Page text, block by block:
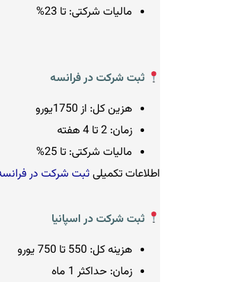
مالیات شرکتی: تا 23%
ثبت شرکت در فرانسه
هزین کل: از 1750یورو
زمان: 2 تا 4 هفته
مالیات شرکتی: تا 25%
اطلاعات تکمیلیثبت شرکت در
ثبت شرکت در اسپانیا
هزینه کل: 550 تا 750 یورو
زمان: حداکثر 1 ماه